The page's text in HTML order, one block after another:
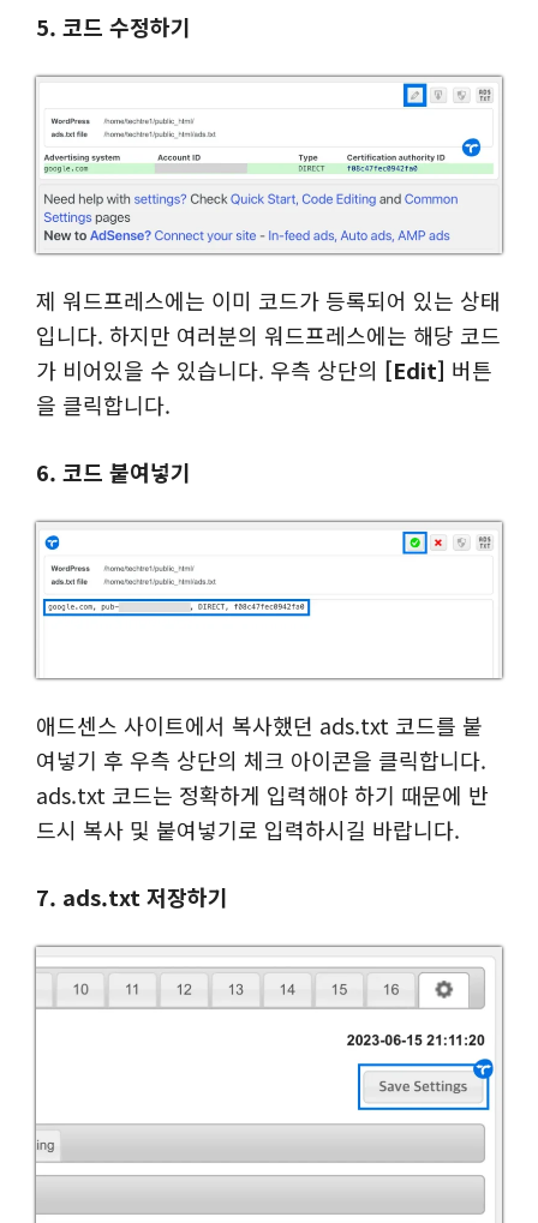
5. 코드 수정하기
제 워드프레스에는 이미 코드가 등록되어 있는 상태
입니다. 하지만 여러분의 워드프레스에는 해당 코드
가 비어있을 수 있습니다. 우측 상단의 [Edit] 버튼
을 클릭합니다.
6. 코드 붙여넣기
애드센스 사이트에서 복사했던 ads.txt 코드를 붙
여넣기 후 우측 상단의 체크 아이콘을 클릭합니다.
ads.txt 코드는 정확하게 입력해야 하기 때문에 반
드시 복사 및 붙여넣기로 입력하시길 바랍니다.
7. ads.txt 저장하기